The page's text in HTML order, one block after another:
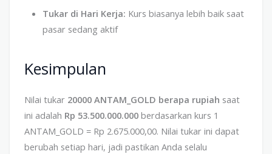
Tukar di Hari Kerja: Kurs biasanya lebih baik saat
pasar sedang aktif
Kesimpulan
Nilai tukar 20000 ANTAM_GOLD berapa rupiah saat
ini adalah Rp 53.500.000.000berdasarkan kurs 1
ANTAM_GOLD = Rp 2.675.000,00. Nilai tukar ini dapat
berubah setiap hari, jadi pastikan Anda selalu